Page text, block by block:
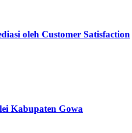
oleh Customer Satisfaction
Kabupaten Gowa